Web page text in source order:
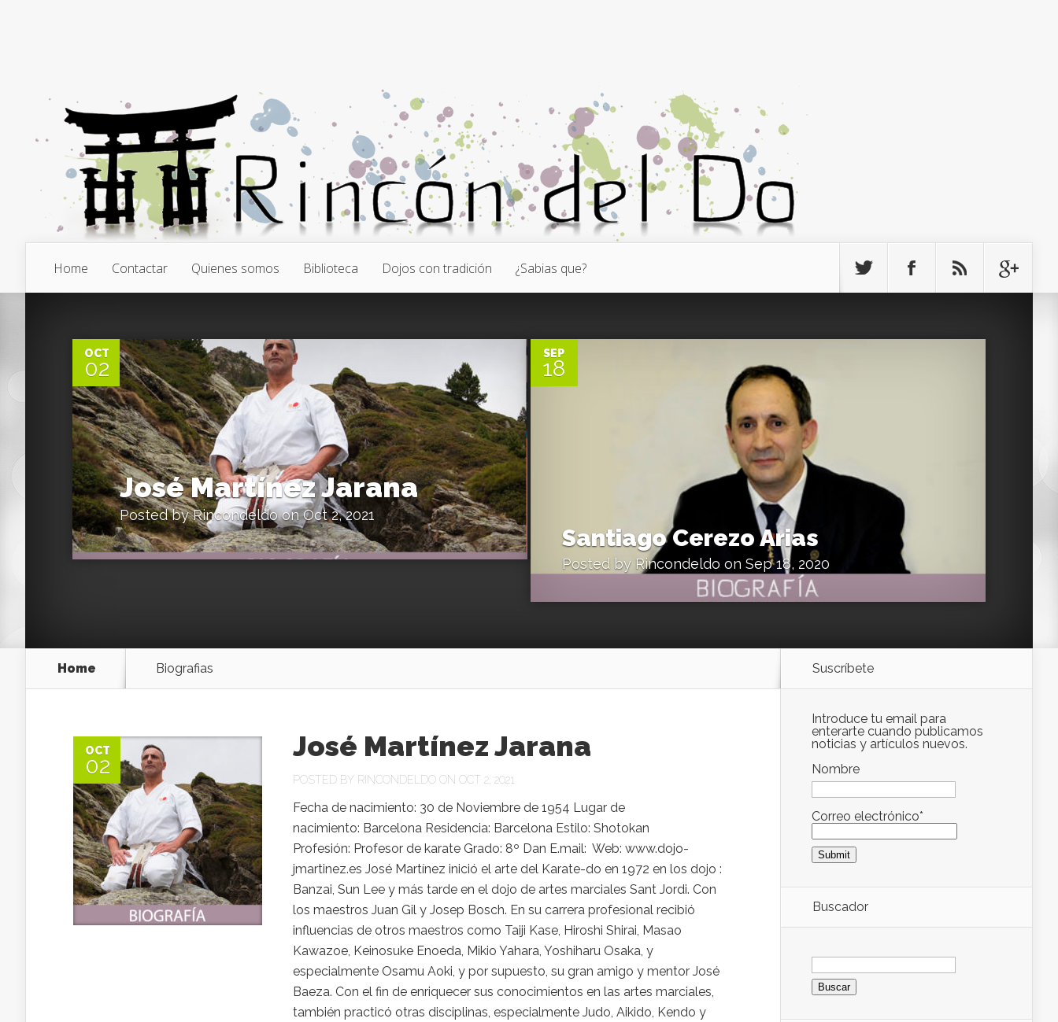
Home Contactar Quienes somos Biblioteca Dojos con tradición ¿Sabias que?
OCT
02
José Martínez Jarana
Posted byRincondeldoon Oct 2, 2021
SEP
18
Santiago Cerezo Arias
Posted by Rincondeldo on Sep 18, 2020
Home Biografias
OCT
02
José Martínez Jarana
POSTED BY RINCONDELDO ON OCT 2, 2021
Fecha de nacimiento: 30 de Noviembre de 1954 Lugar de
nacimiento: Barcelona Residencia: Barcelona Estilo: Shotokan
Profesión: Profesor de karate Grado: 8º Dan E.mail: Web: www.dojo-
jmartinez.es José Martínez inició el arte del Karate-do en 1972 en los dojo :
Banzai, Sun Lee y más tarde en el dojo de artes marciales Sant Jordi. Con
los maestros Juan Gil y Josep Bosch. En su carrera profesional recibió
influencias de otros maestros como Taiji Kase, Hiroshi Shirai, Masao
Kawazoe, Keinosuke Enoeda, Mikio Yahara, Yoshiharu Osaka, y
especialmente Osamu Aoki, y por supuesto, su gran amigo y mentor José
Baeza. Con el fin de enriquecer sus conocimientos en las artes marciales,
también practicó otras disciplinas, especialmente Judo, Aikido, Kendo y
Suscríbete
Introduce tu email para
enterarte cuando publicamos
noticias y artículos nuevos.
Nombre
Correo electrónico*
Buscador
Buscar: